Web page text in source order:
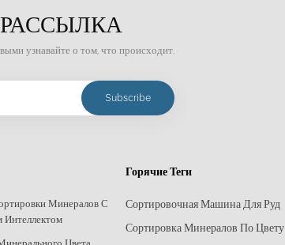
узнавайте о том, что происходит.
Минералов С
Интеллектом
Горячие Теги
Сортировочная Машина Для Руд
Сортировка Минералов По Цвету